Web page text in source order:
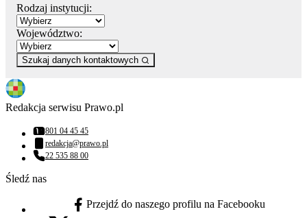
Rodzaj instytucji:
Województwo:
Szukaj danych kontaktowych
Redakcja serwisu Prawo.pl
Numer telefonu:
801 04 45 45
Adres email:
redakcja@prawo.pl
Numer telefonu:
22 535 88 00
Śledź nas
facebook - otwiera się w nowej karcie
Przejdź do naszego profilu na Facebooku